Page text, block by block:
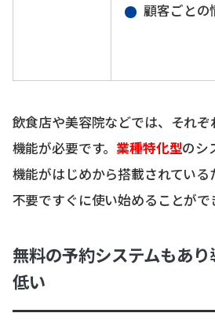
顧客ごとの
飲食店や美容院などでは、それ
機能が必要です。業種特化型のシ
機能がはじめから搭載されてい
不要ですぐに使い始めることがで
無料の予約システムもあ
低い